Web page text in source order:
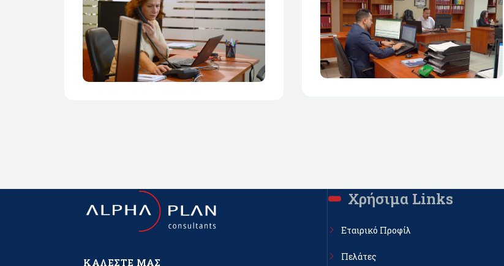
ΚΑΛΈΣΤΕ ΜΑΣ
Χρήσιμα Links
Εταιρικό Προφίλ
Πελάτες